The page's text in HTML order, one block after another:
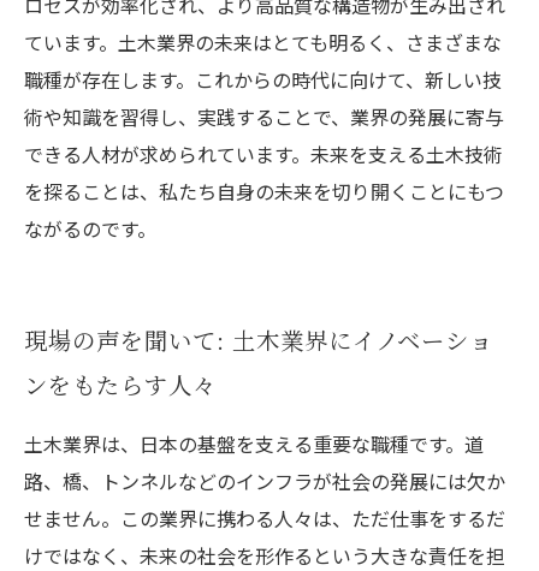
ています。土木業界の未来はとても明るく、さまざまな
職種が存在します。これからの時代に向けて、新しい技
術や知識を習得し、実践することで、業界の発展に寄与
できる人材が求められています。未来を支える土木技術
を探ることは、私たち自身の未来を切り開くことにもつ
ながるのです。
現場の声を聞いて: 土木業界にイノベーショ
ンをもたらす人々
土木業界は、日本の基盤を支える重要な職種です。道
路、橋、トンネルなどのインフラが社会の発展には欠か
せません。この業界に携わる人々は、ただ仕事をするだ
けではなく、未来の社会を形作るという大きな責任を担